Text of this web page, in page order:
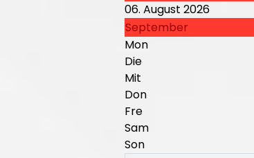
06. August 2026
September
Mon
Die
Mit
Don
Fre
Sam
Son